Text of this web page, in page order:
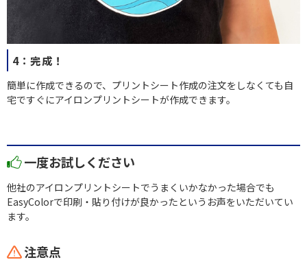
4：完成！
簡単に作成できるので、プリントシート作成の注文をしなくても自
宅ですぐにアイロンプリントシートが作成できます。
一度お試しください
他社のアイロンプリントシートでうまくいかなかった場合でも
EasyColorで印刷・貼り付けが良かったというお声をいただいてい
ます。
注意点